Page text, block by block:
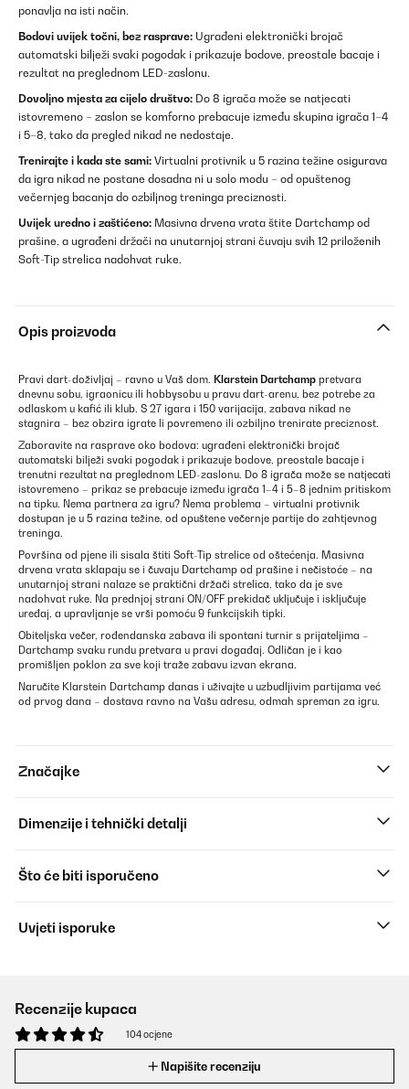
ponavlja na isti način.
Bodovi uvijek točni, bez rasprave: Ugrađeni elektronički brojač
automatski bilježi svaki pogodak i prikazuje bodove, preostale bacaje i
rezultat na preglednom LED-zaslonu.
Dovoljno mjesta za cijelo društvo: Do 8 igrača može se natjecati
istovremeno – zaslon se komforno prebacuje između skupina igrača 1–4
i 5–8, tako da pregled nikad ne nedostaje.
Trenirajte i kada ste sami: Virtualni protivnik u 5 razina težine osigurava
da igra nikad ne postane dosadna ni u solo modu – od opuštenog
večernjeg bacanja do ozbiljnog treninga preciznosti.
Uvijek uredno i zaštićeno: Masivna drvena vrata štite Dartchamp od
prašine, a ugrađeni držači na unutarnjoj strani čuvaju svih 12 priloženih
Soft-Tip strelica nadohvat ruke.
Opis proizvoda
Pravi dart-doživljaj – ravno u Vaš dom. Klarstein Dartchamp pretvara
dnevnu sobu, igraonicu ili hobbysobu u pravu dart-arenu, bez potrebe za
odlaskom u kafić ili klub. S 27 igara i 150 varijacija, zabava nikad ne
stagnira – bez obzira igrate li povremeno ili ozbiljno trenirate preciznost.
Zaboravite na rasprave oko bodova: ugrađeni elektronički brojač
automatski bilježi svaki pogodak i prikazuje bodove, preostale bacaje i
trenutni rezultat na preglednom LED-zaslonu. Do 8 igrača može se natjecati
istovremeno – prikaz se prebacuje između igrača 1–4 i 5–8 jednim pritiskom
na tipku. Nema partnera za igru? Nema problema – virtualni protivnik
dostupan je u 5 razina težine, od opuštene večernje partije do zahtjevnog
treninga.
Površina od pjene ili sisala štiti Soft-Tip strelice od oštećenja. Masivna
drvena vrata sklapaju se i čuvaju Dartchamp od prašine i nečistoće – na
unutarnjoj strani nalaze se praktični držači strelica, tako da je sve
nadohvat ruke. Na prednjoj strani ON/OFF prekidač uključuje i isključuje
uređaj, a upravljanje se vrši pomoću 9 funkcijskih tipki.
Obiteljska večer, rođendanska zabava ili spontani turnir s prijateljima –
Dartchamp svaku rundu pretvara u pravi događaj. Odličan je i kao
promišljen poklon za sve koji traže zabavu izvan ekrana.
Naručite Klarstein Dartchamp danas i uživajte u uzbudljivim partijama već
od prvog dana – dostava ravno na Vašu adresu, odmah spreman za igru.
Značajke
Dimenzije i tehnički detalji
Što će biti isporučeno
Uvjeti isporuke
Recenzije kupaca
104 ocjene
Napišite recenziju